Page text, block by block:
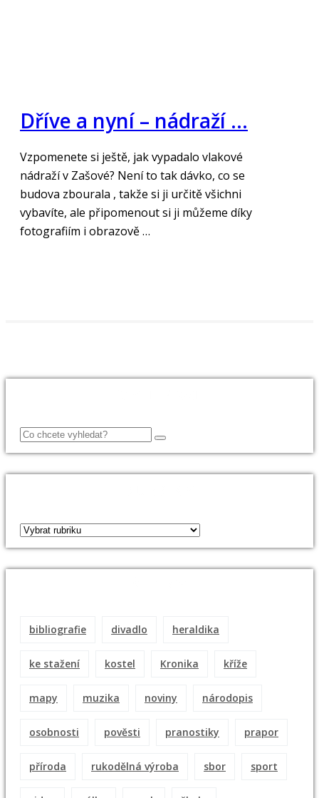
Dříve a nyní – nádraží …
Vzpomenete si ještě, jak vypadalo vlakové
nádraží v Zašové? Není to tak dávko, co se
budova zbourala , takže si ji určitě všichni
vybavíte, ale připomenout si ji můžeme díky
fotografiím i obrazově …
bibliografie divadlo heraldika
ke stažení kostel Kronika kříže
mapy muzika noviny národopis
osobnosti pověsti pranostiky prapor
příroda rukodělná výroba sbor sport